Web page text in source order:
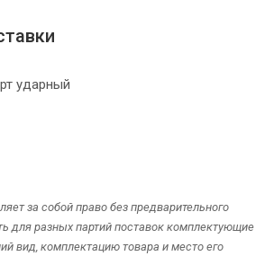
ударный
за собой право без предварительного
для разных партий поставок комплектующие
вид, комплектацию товара и место его